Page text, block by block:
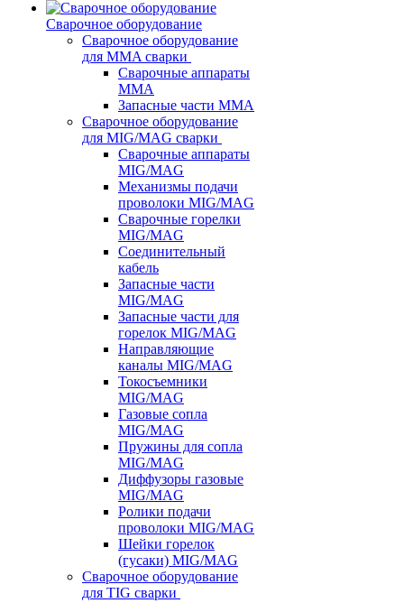
Сварочное оборудование
Сварочное оборудование
для MMA сварки
Сварочные аппараты
MMA
Запасные части MMA
Сварочное оборудование
для MIG/MAG сварки
Сварочные аппараты
MIG/MAG
Механизмы подачи
проволоки MIG/MAG
Сварочные горелки
MIG/MAG
Соединительный
кабель
Запасные части
MIG/MAG
Запасные части для
горелок MIG/MAG
Направляющие
каналы MIG/MAG
Токосъемники
MIG/MAG
Газовые сопла
MIG/MAG
Пружины для сопла
MIG/MAG
Диффузоры газовые
MIG/MAG
Ролики подачи
проволоки MIG/MAG
Шейки горелок
(гусаки) MIG/MAG
Сварочное оборудование
для TIG сварки